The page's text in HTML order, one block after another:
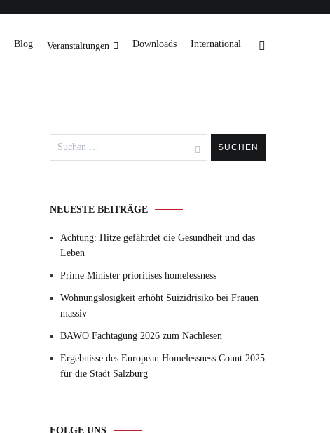
Blog Veranstaltungen Downloads International
nach:
NEUESTE BEITRÄGE
Achtung: Hitze gefährdet die Gesundheit und das
Leben
Prime Minister prioritises homelessness
Wohnungslosigkeit erhöht Suizidrisiko bei Frauen
massiv
BAWO Fachtagung 2026 zum Nachlesen
Ergebnisse des European Homelessness Count 2025
für die Stadt Salzburg
FOLGE UNS